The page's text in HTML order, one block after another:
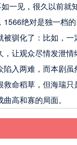
一见，很久以前就
绝对是独一档
驯化了：比如，
让观众尽情发泄
入两难，而本剧
命稻草，但海瑞
高和寡的局面。